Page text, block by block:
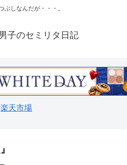
ぶしなんだが・・・。
子のセミリタ日記
楽天市場